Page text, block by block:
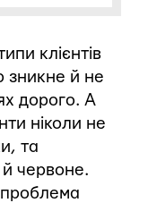
клієнтів
зникне й не
дорого. А
ніколи не
та
червоне.